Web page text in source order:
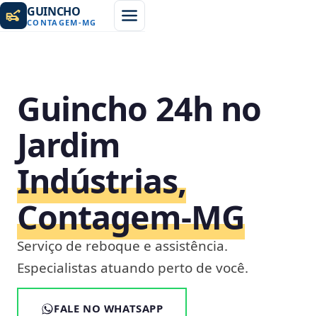
GUINCHO
CONTAGEM-MG
Guincho 24h no
Jardim
Indústrias,
Contagem‑MG
Serviço de reboque e assistência.
Especialistas atuando perto de você.
FALE NO WHATSAPP